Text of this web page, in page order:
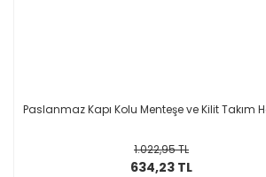
Paslanmaz Kapı Kolu Menteşe ve Kilit Takım
1.022,95 TL
634,23 TL